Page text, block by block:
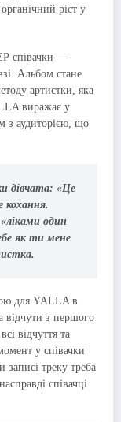
ріст у
співачки —
Альбом стане
артистки, яка
виражає у
з аудиторією, що
дівчата: «Це
кохання.
один
як ти мене
для YALLA в
з першого
відчуття та
у співачки
треку треба
співачці